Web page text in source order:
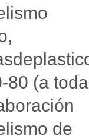
80 (a
de